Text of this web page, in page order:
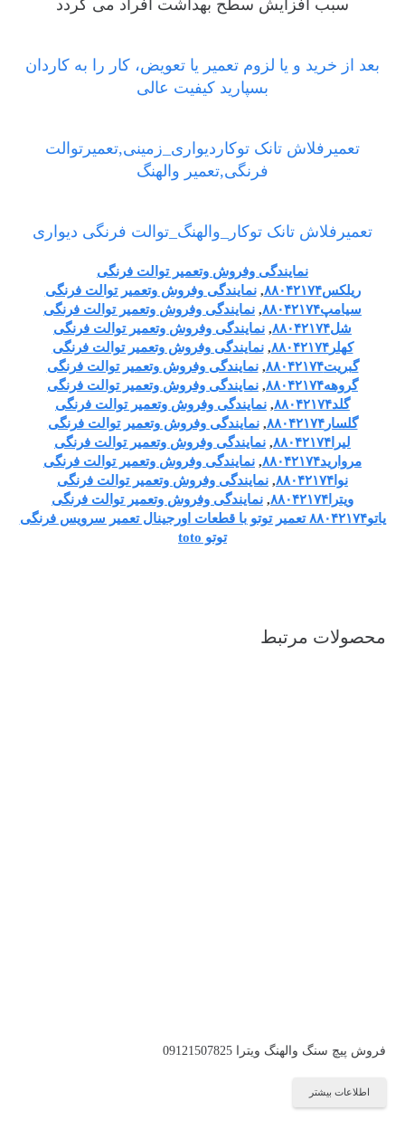
سبب افزایش سطح بهداشت افراد می گردد
بعد از خرید و یا لزوم تعمیر یا تعویض، کار را به کاردان
بسپارید کیفیت عالی
تعمیرفلاش تانک توکاردیواری_زمینی,تعمیرتوالت
فرنگی,تعمیر والهنگ
تعمیرفلاش تانک توکار_والهنگ_توالت فرنگی دیواری
نمایندگی وفروش وتعمیر توالت فرنگی
ریلکس۸۸۰۴۲۱۷۴
,نمایندگی وفروش وتعمیر توالت فرنگی
سیامپ۸۸۰۴۲۱۷۴
, نمایندگی وفروش وتعمیر توالت فرنگی
شل۸۸۰۴۲۱۷۴
, نمایندگی وفروش وتعمیر توالت فرنگی
کهلر۸۸۰۴۲۱۷۴
,نمایندگی وفروش وتعمیر توالت فرنگی
گبریت۸۸۰۴۲۱۷۴
,نمایندگی وفروش وتعمیر توالت فرنگی
گروهه۸۸۰۴۲۱۷۴
, نمایندگی وفروش وتعمیر توالت فرنگی
گلد۸۸۰۴۲۱۷۴
, نمایندگی وفروش وتعمیر توالت فرنگی
گلسار۸۸۰۴۲۱۷۴
,نمایندگی وفروش وتعمیر توالت فرنگی
لیرا۸۸۰۴۲۱۷۴
, نمایندگی وفروش وتعمیر توالت فرنگی
مروارید۸۸۰۴۲۱۷۴
, نمایندگی وفروش وتعمیر توالت فرنگی
نوا۸۸۰۴۲۱۷۴
, نمایندگی وفروش وتعمیر توالت فرنگی
ویترا۸۸۰۴۲۱۷۴
, نمایندگی وفروش وتعمیر توالت فرنگی
یاتو۸۸۰۴۲۱۷۴ تعمیر توتو با قطعات اورجینال تعمیر سرویس فرنگی
توتو toto
محصولات مرتبط
فروش پیچ سنگ والهنگ ویترا 09121507825
اطلاعات بیشتر